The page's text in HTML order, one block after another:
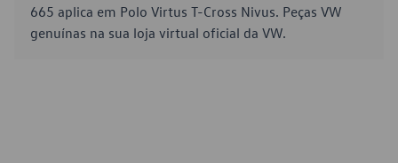
665 aplica em Polo Virtus T-Cross Nivus. Peças VW
genuínas na sua loja virtual oficial da VW.